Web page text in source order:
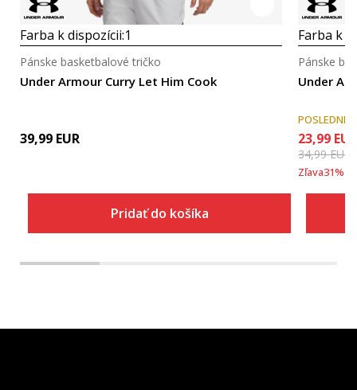
Farba k dispozícii:1
Under Armour Curry Let Him Cook
Pánske basketbalové tričko
39,99 EUR
Pridať do košíka
Farba k
Under
Pánske
POSLEDNÉ
23,99 EUR
34,99EUR
Zľava31%